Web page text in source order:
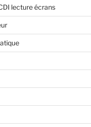
lecture écrans